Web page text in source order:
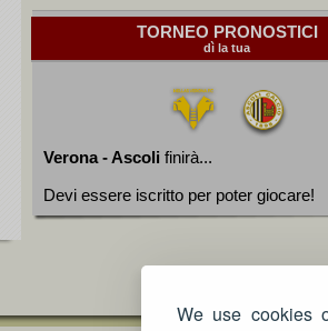
We use cookies
TORNEO PRONOSTICI
dì la tua
Verona - Ascoli finirà...
Devi essere iscritto per poter giocare!